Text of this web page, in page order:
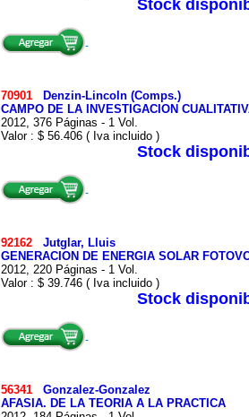
Stock
70901
Denzin-Lincoln (Comps.)
CAMPO DE LA INVESTIGACION
2012, 376 Páginas - 1 Vol.
Valor : $ 56.406 ( Iva incluido )
Stock
92162 Jutglar, Lluis
GENERACION DE ENERGIA SOLAR
2012, 220 Páginas - 1 Vol.
Valor : $ 39.746 ( Iva incluido )
Stock
56341 Gonzalez-Gonzalez
AFASIA. DE LA TEORIA A LA PRACTICA